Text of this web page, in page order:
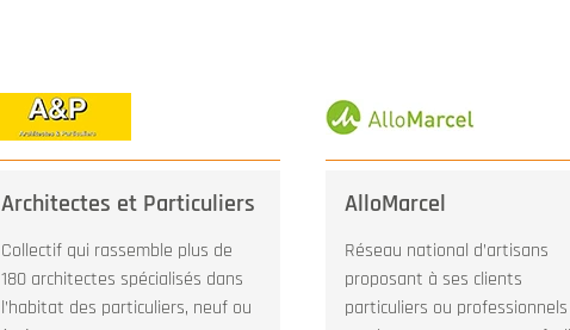
Architectes et Particuliers
Collectif qui rassemble plus de
180 architectes spécialisés dans
l’habitat des particuliers, neuf ou
AlloMarcel
Réseau national d’artisans
proposant à ses clients
particuliers ou